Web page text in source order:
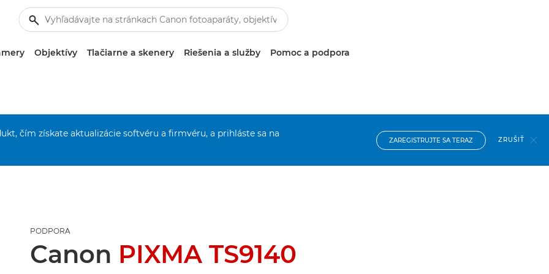
Objektívy Tlačiarne a skenery Riešenia a služby Pomoc a podpora
čím získate aktualizácie softvéru a firmvéru, a prihláste sa na
ZAREGISTRUJTE SA TERAZ ZRUŠIŤ
PODPORA
Canon PIXMA TS9140